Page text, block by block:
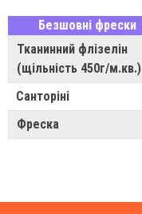
Безшовні фрески
Тканинний флізелін
(щільність 450г/м.кв.)
Санторіні
Фреска